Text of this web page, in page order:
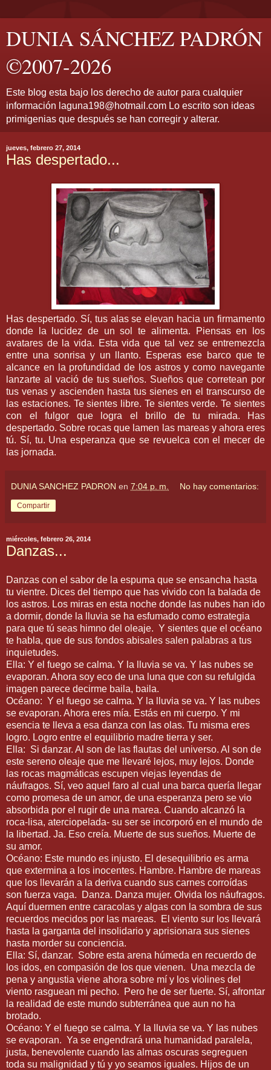
DUNIA SÁNCHEZ PADRÓN
©2007-2026
Este blog esta bajo los derecho de autor para cualquier
información laguna198@hotmail.com Lo escrito son ideas
primigenias que después se han corregir y alterar.
jueves, febrero 27, 2014
Has despertado...
Has despertado. Sí, tus alas se elevan hacia un firmamento
donde la lucidez de un sol te alimenta. Piensas en los
avatares de la vida. Esta vida que tal vez se entremezcla
entre una sonrisa y un llanto. Esperas ese barco que te
alcance en la profundidad de los astros y como navegante
lanzarte al vació de tus sueños. Sueños que corretean por
tus venas y ascienden hasta tus sienes en el transcurso de
las estaciones. Te sientes libre. Te sientes verde. Te sientes
con el fulgor que logra el brillo de tu mirada. Has
despertado. Sobre rocas que lamen las mareas y ahora eres
tú. Sí, tu. Una esperanza que se revuelca con el mecer de
las jornada.
DUNIA SANCHEZ PADRON en 7:04 p. m. No hay comentarios:
Compartir
miércoles, febrero 26, 2014
Danzas...
Danzas con el sabor de la espuma que se ensancha hasta
tu vientre. Dices del tiempo que has vivido con la balada de
los astros. Los miras en esta noche donde las nubes han ido
a dormir, donde la lluvia se ha esfumado como estrategia
para que tú seas himno del oleaje. Y sientes que el océano
te habla, que de sus fondos abisales salen palabras a tus
inquietudes.
Ella: Y el fuego se calma. Y la lluvia se va. Y las nubes se
evaporan. Ahora soy eco de una luna que con su refulgida
imagen parece decirme baila, baila.
Océano: Y el fuego se calma. Y la lluvia se va. Y las nubes
se evaporan. Ahora eres mía. Estás en mi cuerpo. Y mi
esencia te lleva a esa danza con las olas. Tu misma eres
logro. Logro entre el equilibrio madre tierra y ser.
Ella: Si danzar. Al son de las flautas del universo. Al son de
este sereno oleaje que me llevaré lejos, muy lejos. Donde
las rocas magmáticas escupen viejas leyendas de
náufragos. Sí, veo aquel faro al cual una barca quería llegar
como promesa de un amor, de una esperanza pero se vio
absorbida por el rugir de una marea. Cuando alcanzó la
roca-lisa, aterciopelada- su ser se incorporó en el mundo de
la libertad. Ja. Eso creía. Muerte de sus sueños. Muerte de
su amor.
Océano: Este mundo es injusto. El desequilibrio es arma
que extermina a los inocentes. Hambre. Hambre de mareas
que los llevarán a la deriva cuando sus carnes corroídas
son fuerza vaga. Danza. Danza mujer. Olvida los náufragos.
Aquí duermen entre caracolas y algas con la sombra de sus
recuerdos mecidos por las mareas. El viento sur los llevará
hasta la garganta del insolidario y aprisionara sus sienes
hasta morder su conciencia.
Ella: Sí, danzar. Sobre esta arena húmeda en recuerdo de
los idos, en compasión de los que vienen. Una mezcla de
pena y angustia viene ahora sobre mí y los violines del
viento rasguean mi pecho. Pero he de ser fuerte. Sí, afrontar
la realidad de este mundo subterránea que aun no ha
brotado.
Océano: Y el fuego se calma. Y la lluvia se va. Y las nubes
se evaporan. Ya se engendrará una humanidad paralela,
justa, benevolente cuando las almas oscuras segreguen
toda su malignidad y tú y yo seamos iguales. Hijos de un